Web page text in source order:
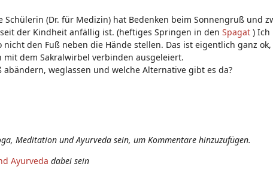
(Dr. für Medizin) hat Bedenken beim Sonnengruß und
der Kindheit anfällig ist. (heftiges Springen in den Spagat ) Ich
den Fuß neben die Hände stellen. Das ist eigentlich ganz
dem Sakralwirbel verbinden ausgeleiert.
weglassen und welche Alternative gibt es da?
Meditation und Ayurveda sein, um Kommentare hinzuzufügen.
Ayurveda dabei sein